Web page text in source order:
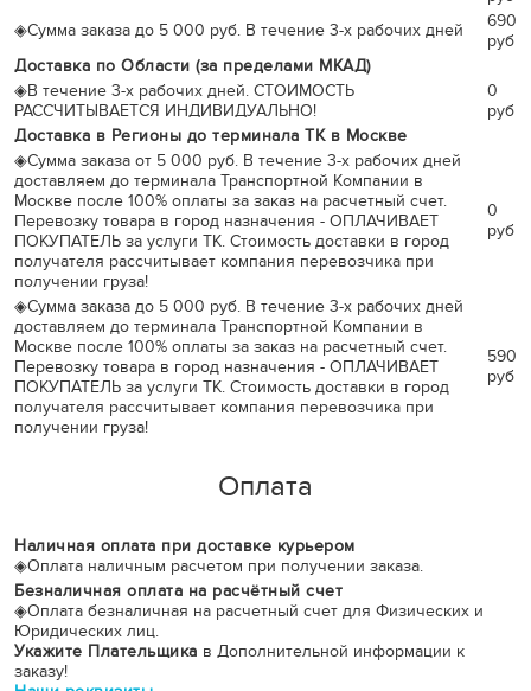
◈Сумма заказа до 5 000 руб. В течение 3-х рабочих дней
690
руб
Доставка по Области (за пределами МКАД)
◈В течение 3-х рабочих дней. СТОИМОСТЬ
РАССЧИТЫВАЕТСЯ ИНДИВИДУАЛЬНО!
0
руб
Доставка в Регионы до терминала ТК в Москве
◈Сумма заказа от 5 000 руб. В течение 3-х рабочих дней
доставляем до терминала Транспортной Компании в
Москве после 100% оплаты за заказ на расчетный счет.
Перевозку товара в город назначения - ОПЛАЧИВАЕТ
ПОКУПАТЕЛЬ за услуги ТК. Стоимость доставки в город
получателя рассчитывает компания перевозчика при
получении груза!
0
руб
◈Сумма заказа до 5 000 руб. В течение 3-х рабочих дней
доставляем до терминала Транспортной Компании в
Москве после 100% оплаты за заказ на расчетный счет.
Перевозку товара в город назначения - ОПЛАЧИВАЕТ
ПОКУПАТЕЛЬ за услуги ТК. Стоимость доставки в город
получателя рассчитывает компания перевозчика при
получении груза!
590
руб
Оплата
Наличная оплата при доставке курьером
◈Оплата наличным расчетом при получении заказа.
Безналичная оплата на расчётный счет
◈Оплата безналичная на расчетный счет для Физических и
Юридических лиц.
Укажите Плательщика в Дополнительной информации к
заказу!